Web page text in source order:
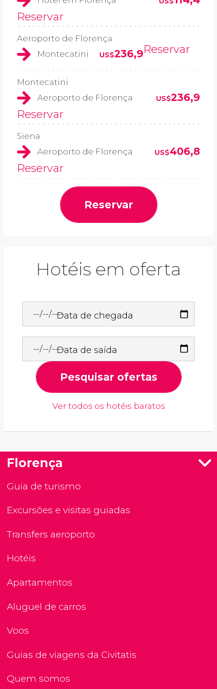
Reservar
Aeroporto de Florença
Montecatini
US$236,9Reservar
Montecatini
Aeroporto de Florença
US$236,9
Reservar
Siena
Aeroporto de Florença
US$406,8
Reservar
Reservar
Hotéis em oferta
Data de chegada
Data de saída
Pesquisar ofertas
Ver todos os hotéis baratos
Florença
Guia de turismo
Excursões e visitas guiadas
Transfers aeroporto
Hotéis
Apartamentos
Aluguel de carros
Voos
Guias de viagens da Civitatis
Quem somos